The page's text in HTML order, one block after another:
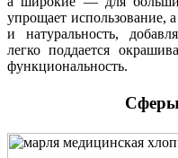
упрощает использование,
и натуральность,
легко поддается
функциональность.